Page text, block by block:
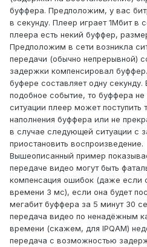
буффера. Предположим, у вас
в секунду. Плеер играет 1Мбит в
плеера есть некий буффер,
Предположим в сети возникла
передачи (обычно непрерывной)
задержки компенсировал
буфере составляет одну
подобное событие, то буффера не
ситуации плеер может поступить
наполнения буффера или не
в случае следующей ситуации с
приостановить воспроизведение.
Вышеописанный пример
передаче видео могут быть
компенсация ошибок (даже если
времени 3 мс), если она будет
мегабит буффера за 5 минут 30
передача видео по ненадёжным
времени (скажем, для IPQAM)
передача с возможностью